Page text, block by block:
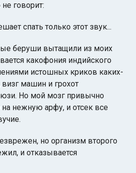
говорит:
спать только этот звук...
беруши вытащили из моих
какофония индийского
истошных криков каких-
машин и грохот
Но мой мозг привычно
на нежную арфу, и отсек все
но организм второго
и отказывается